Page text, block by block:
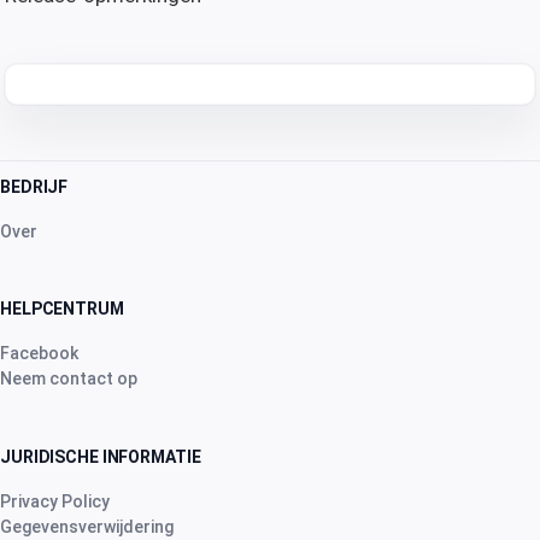
BEDRIJF
Over
HELPCENTRUM
Facebook
Neem contact op
JURIDISCHE INFORMATIE
Privacy Policy
Gegevensverwijdering